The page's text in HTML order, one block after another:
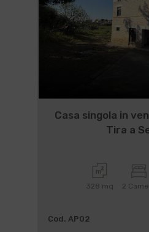
Casa singola in
Tira a
328 mq 2
Cod. AP02